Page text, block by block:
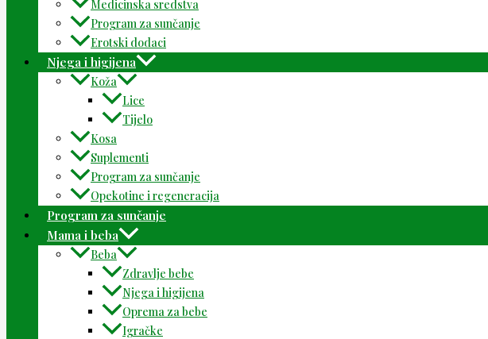
Medicinska sredstva
Program za sunčanje
Erotski dodaci
Njega i higijena
Koža
Lice
Tijelo
Kosa
Suplementi
Program za sunčanje
Opekotine i regeneracija
Program za sunčanje
Mama i beba
Beba
Zdravlje bebe
Njega i higijena
Oprema za bebe
Igračke